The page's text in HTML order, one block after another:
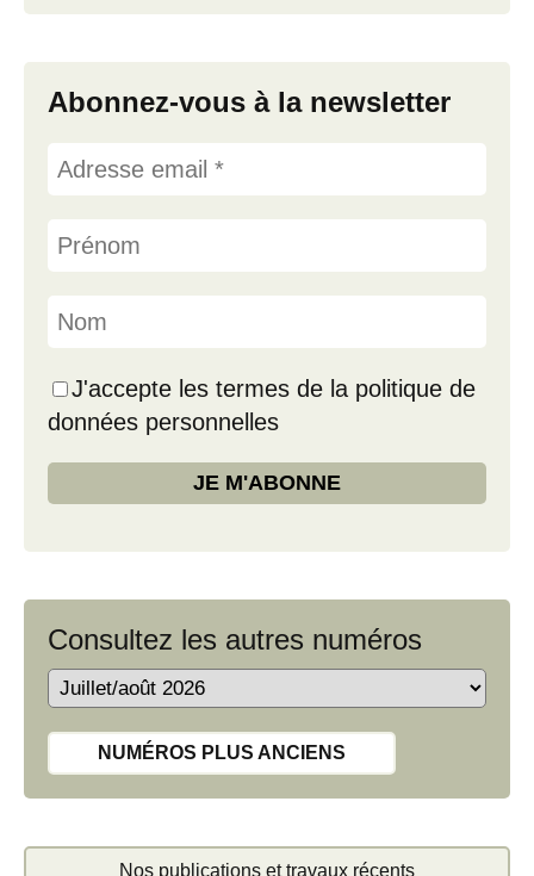
Abonnez-vous à la newsletter
J'accepte les termes de la politique de
données personnelles
Consultez les autres numéros
NUMÉROS PLUS ANCIENS
Nos publications et travaux récents